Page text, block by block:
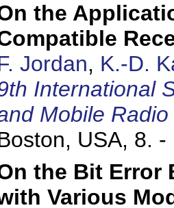
the
Jordan, K.-D.
International
Mobile
USA, 8. -
the Bit Error
Various